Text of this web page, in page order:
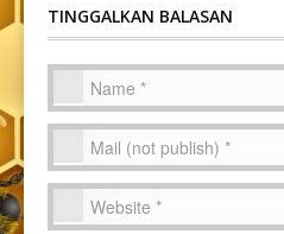
TINGGALKAN BALASAN